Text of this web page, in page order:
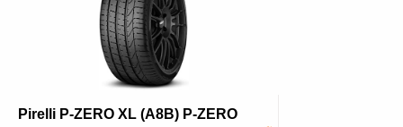
Pirelli P-ZERO XL (A8B) P-ZERO